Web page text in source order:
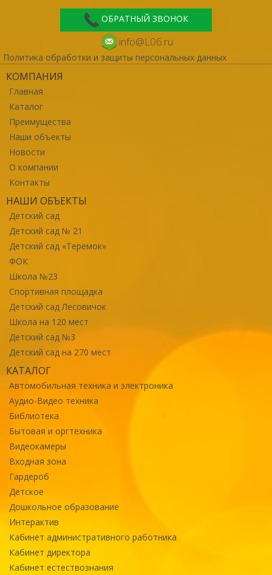
ОБРАТНЫЙ ЗВОНОК
info@L06.ru
Политика обработки и защиты персональных данных
КОМПАНИЯ
Главная
Каталог
Преимущества
Наши объекты
Новости
О компании
Контакты
НАШИ ОБЪЕКТЫ
Детский сад
Детский сад № 21
Детский сад «Теремок»
ФОК
Школа №23
Спортивная площадка
Детский сад Лесовичок
Школа на 120 мест
Детский сад №3
Детский сад на 270 мест
КАТАЛОГ
Автомобильная техника и электроника
Аудио-Видео техника
Библиотека
Бытовая и оргтехника
Видеокамеры
Входная зона
Гардероб
Детское
Дошкольное образование
Интерактив
Кабинет административного работника
Кабинет директора
Кабинет естествознания